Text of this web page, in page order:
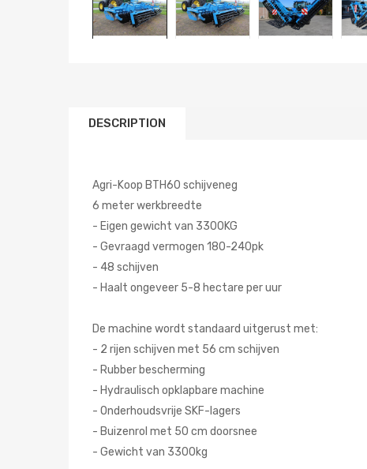
DESCRIPTION
Agri-Koop BTH60 schijveneg
6 meter werkbreedte
- Eigen gewicht van 3300KG
- Gevraagd vermogen 180-240pk
- 48 schijven
- Haalt ongeveer 5-8 hectare per uur
De machine wordt standaard uitgerust met:
- 2 rijen schijven met 56 cm schijven
- Rubber bescherming
- Hydraulisch opklapbare machine
- Onderhoudsvrije SKF-lagers
- Buizenrol met 50 cm doorsnee
- Gewicht van 3300kg